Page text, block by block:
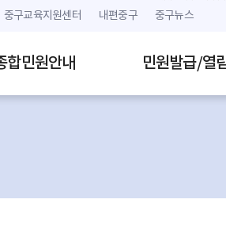
중구교육지원센터 내편중구 중구뉴스
합민원안내 민원발급/열